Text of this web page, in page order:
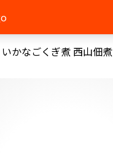
いかなごくぎ煮 西山佃煮